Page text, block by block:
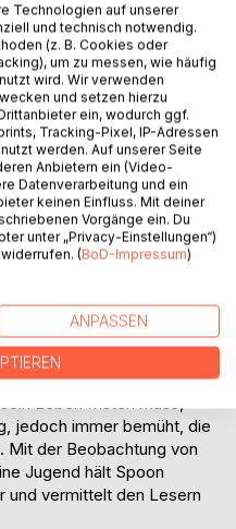
persönlich und
aus einer Realität, die
Jacksons Gedichten steht
in Mittelpunkt,
jedoch immer bemüht, die
Mit der Beobachtung von
Jugend hält Spoon
und vermittelt den Lesern
Technologien auf unserer
und technisch notwendig.
(z. B. Cookies oder
um zu messen, wie häufig
wird. Wir verwenden
und setzen hierzu
ein, wodurch ggf.
Tracking-Pixel, IP-Adressen
werden. Auf unserer Seite
Anbietern ein (Video-
Datenverarbeitung und ein
keinen Einfluss. Mit deiner
Vorgänge ein. Du
unter „Privacy-Einstellungen“)
(BoD-Impressum)
ANPASSEN